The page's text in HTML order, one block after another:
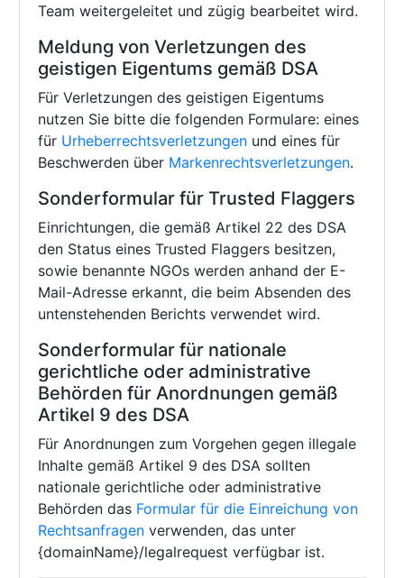
Team weitergeleitet und zügig bearbeitet wird.
Meldung von Verletzungen des
geistigen Eigentums gemäß DSA
Für Verletzungen des geistigen Eigentums
nutzen Sie bitte die folgenden Formulare: eines
für Urheberrechtsverletzungen und eines für
Beschwerden über Markenrechtsverletzungen.
Sonderformular für Trusted Flaggers
Einrichtungen, die gemäß Artikel 22 des DSA
den Status eines Trusted Flaggers besitzen,
sowie benannte NGOs werden anhand der E-
Mail-Adresse erkannt, die beim Absenden des
untenstehenden Berichts verwendet wird.
Sonderformular für nationale
gerichtliche oder administrative
Behörden für Anordnungen gemäß
Artikel 9 des DSA
Für Anordnungen zum Vorgehen gegen illegale
Inhalte gemäß Artikel 9 des DSA sollten
nationale gerichtliche oder administrative
Behörden das Formular für die Einreichung von
Rechtsanfragen verwenden, das unter
{domainName}/legalrequest verfügbar ist.